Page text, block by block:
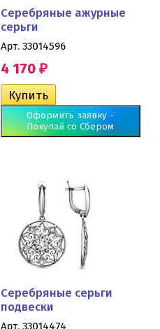
Серебряные ажурные
серьги
Арт. 33014596
4 170 ₽
Оформить заявку -
Покупай со Сбером
Серебряные серьги
подвески
Арт. 33014474